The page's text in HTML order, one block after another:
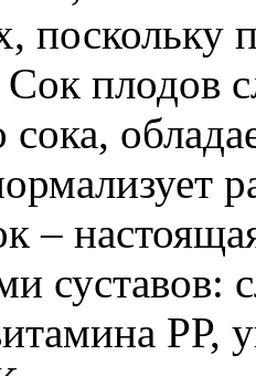
плодов
сока,
–
суставов:
РР,